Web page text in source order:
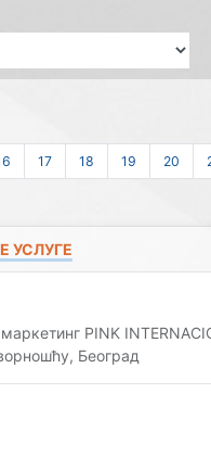
17 18 19 20
УСЛУГЕ
PINK
Београд